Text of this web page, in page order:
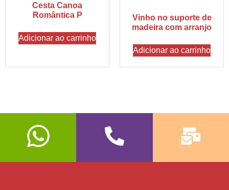
Cesta Canoa
Romântica P
Adicionar ao carrinho
Vinho no suporte de
madeira com arranjo
Adicionar ao carrinho